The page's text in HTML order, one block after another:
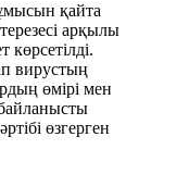
қайта
арқылы
вирустың
өмірі мен
өзгерген